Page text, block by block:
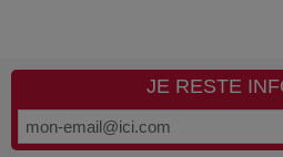
JE RESTE